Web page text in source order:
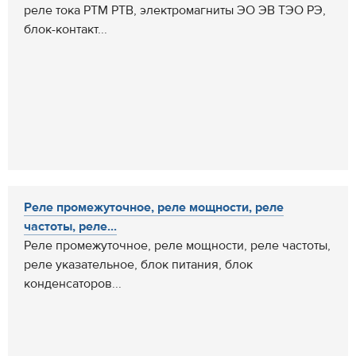
реле тока РТМ РТВ, электромагниты ЭО ЭВ ТЭО РЭ,
блок-контакт...
Реле промежуточное, реле мощности, реле
частоты, реле...
Реле промежуточное, реле мощности, реле частоты,
реле указательное, блок питания, блок
конденсаторов...